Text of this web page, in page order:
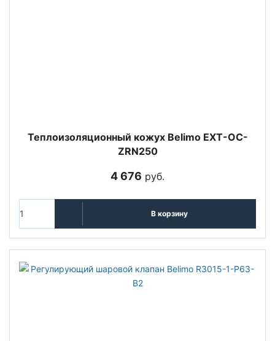
Теплоизоляционный кожух Belimo EXT-OC-
ZRN250
4 676 руб.
В корзину